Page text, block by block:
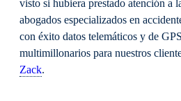
visto si hubiera prestado atención a
abogados especializados en
con éxito datos telemáticos y de
multimillonarios para nuestros
Zack.